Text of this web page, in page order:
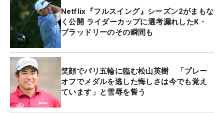
て貴重な存在となるだろう」と期待を示した。
プレジデンツカップは1994年の初開催以来、米国チ
ームが14試合中12勝1敗1分けと圧倒している。ノ
ースカロライナ州クェイルホローCで行われた22年
大会は、17.5対12.5で米国チームが勝利している。
Netflix『フルスイング』シーズン2がまもな
く公開 ライダーカップに選考漏れしたK・
ブラッドリーのその瞬間も
笑顔でパリ五輪に臨む松山英樹 「プレー
オフでメダルを逃した悔しさは今でも覚え
ています」と雪辱を誓う